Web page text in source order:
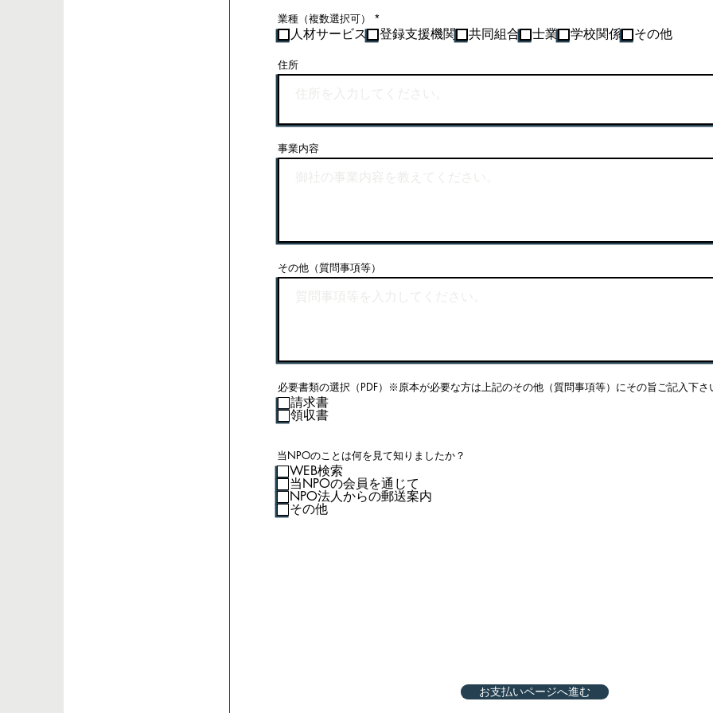
業種（複数選択可） *
須
項
人材サービス 登録支援機関 共同組合 士業 学校関係 その他
住所
事業内容
その他（質問事項等）
必要書類の選択（PDF）※原本が必要な方は上記のその他（質問事項等）にその旨ご記入下さ
請求書
領収書
当NPOのことは何を見て知りましたか？
WEB検索
当NPOの会員を通じて
NPO法人からの郵送案内
その他
お支払いページへ進む